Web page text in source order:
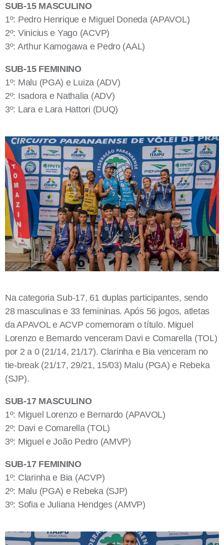
SUB-15 MASCULINO
1º: Pedro Henrique e Miguel Doneda (APAVOL)
2º: Vinicius e Yago (ACVP)
3º: Arthur Kamogawa e Pedro (AAL)
SUB-15 FEMININO
1º: Malu (PGA) e Luiza (ADV)
2º: Isadora e Nathalia (ADV)
3º: Lara e Lara Hattori (DUQ)
Na categoria Sub-17, 61 duplas participantes, sendo
28 masculinas e 33 femininas. Após 56 jogos, atletas
da APAVOL e ACVP comemoram o título. Miguel
Lorenzo e Bernardo venceram Davi e Comarella (TOL)
por 2 a 0 (21/14, 21/17). Clarinha e Bia venceram no
tie-break (21/17, 29/21, 15/03) Malu (PGA) e Rebeka
(SJP).
SUB-17 MASCULINO
1º: Miguel Lorenzo e Bernardo (APAVOL)
2º: Davi e Comarella (TOL)
3º: Miguel e João Pedro (AMVP)
SUB-17 FEMININO
1º: Clarinha e Bia (ACVP)
2º: Malu (PGA) e Rebeka (SJP)
3º: Sofia e Juliana Hendges (AMVP)